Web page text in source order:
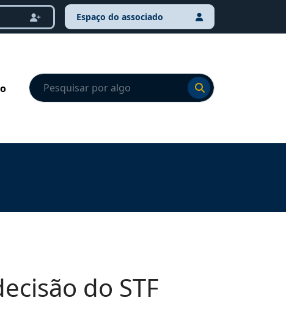
Espaço do associado
Ir para o resultado
Ir para o resultado
do STF